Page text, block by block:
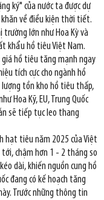
ký" của nước ta được dự
về điều kiện thời tiết.
lớn như Hoa Kỳ và
khẩu hồ tiêu Việt Nam.
giá hồ tiêu tăng mạnh ngay
tích cực cho ngành hồ
tồn kho hồ tiêu thấp,
Hoa Kỹ, EU, Trung Quốc
sẽ tiếp tục leo thang
hạt tiêu năm 2025 của Việt
chậm hơn 1 - 2 tháng so
dài, khiến nguồn cung hồ
đang có kế hoạch tăng
Trước những thông tin